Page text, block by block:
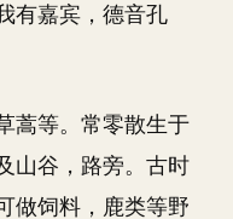
有嘉宾，德音孔
蒿等。常零散生于
山谷，路旁。古时
做饲料，鹿类等野